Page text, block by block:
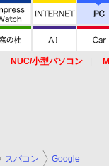
NUC/小型パソコン
スパコン Google